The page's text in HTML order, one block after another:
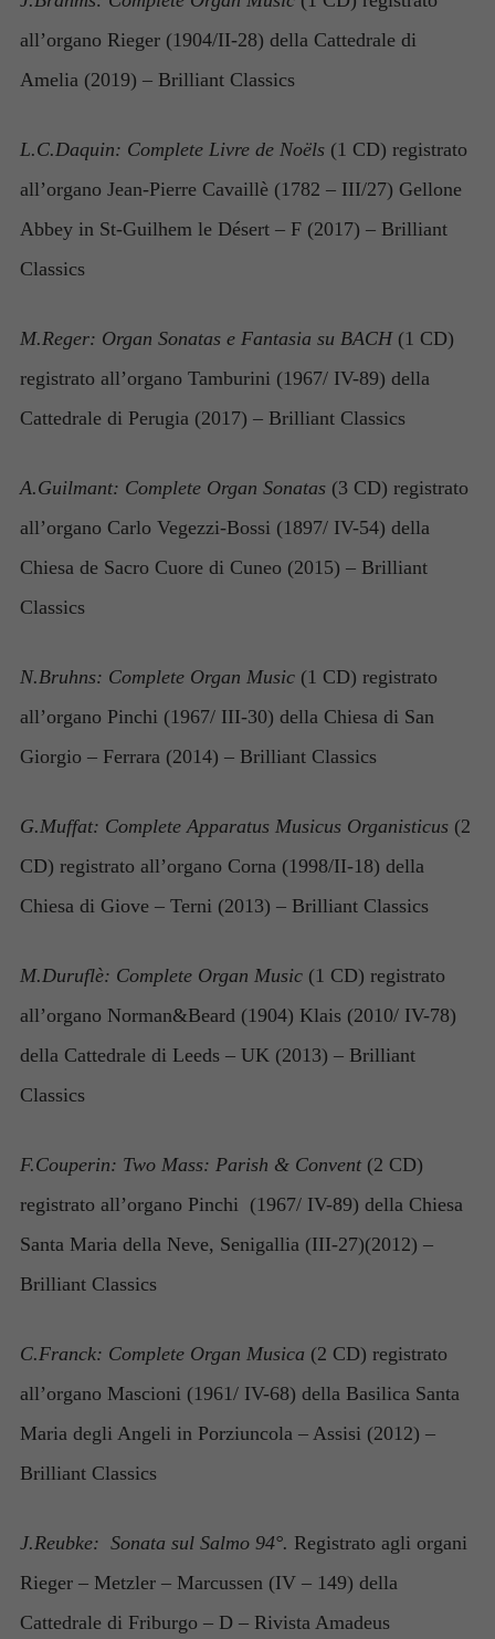
all’organo Rieger (1904/II-28) della Cattedrale di
Amelia (2019) – Brilliant Classics
L.C.Daquin: Complete Livre de Noëls (1 CD) registrato
all’organo Jean-Pierre Cavaillè (1782 – III/27) Gellone
Abbey in St-Guilhem le Désert – F (2017) – Brilliant
Classics
M.Reger: Organ Sonatas e Fantasia su BACH(1 CD)
registrato all’organo Tamburini (1967/ IV-89) della
Cattedrale di Perugia (2017) – Brilliant Classics
A.Guilmant: Complete Organ Sonatas (3 CD) registrato
all’organo Carlo Vegezzi-Bossi (1897/ IV-54) della
Chiesa de Sacro Cuore di Cuneo (2015) – Brilliant
Classics
N.Bruhns: Complete Organ Music (1 CD) registrato
all’organo Pinchi (1967/ III-30) della Chiesa di San
Giorgio – Ferrara (2014) – Brilliant Classics
G.Muffat: Complete Apparatus Musicus Organisticus (2
CD) registrato all’organo Corna (1998/II-18) della
Chiesa di Giove – Terni (2013) – Brilliant Classics
M.Duruflè: Complete Organ Music (1 CD) registrato
all’organo Norman&Beard (1904) Klais (2010/ IV-78)
della Cattedrale di Leeds – UK (2013) – Brilliant
Classics
F.Couperin: Two Mass: Parish & Convent (2 CD)
registrato all’organo Pinchi (1967/ IV-89) della Chiesa
Santa Maria della Neve, Senigallia (III-27)(2012) –
Brilliant Classics
C.Franck: Complete Organ Musica (2 CD) registrato
all’organo Mascioni (1961/ IV-68) della Basilica Santa
Maria degli Angeli in Porziuncola – Assisi (2012) –
Brilliant Classics
J.Reubke: Sonata sul Salmo 94°. Registrato agli organi
Rieger – Metzler – Marcussen (IV – 149) della
Cattedrale di Friburgo – D – Rivista Amadeus
Necessari
Questi cookie
non sono
Sono necessari